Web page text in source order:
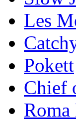
Les
Pokett
Chief
Roma